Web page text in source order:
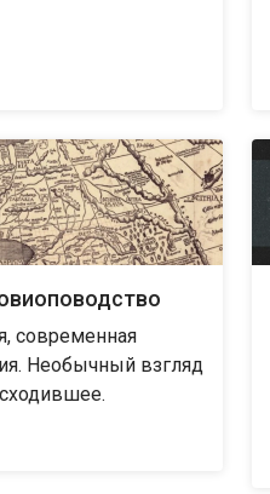
современная
Необычный взгляд